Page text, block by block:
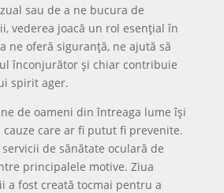
sau de a ne bucura de
vederea joacă un rol esențial în
ne oferă siguranță, ne ajută să
înconjurător și chiar contribuie
spirit ager.
de oameni din întreaga lume își
care ar fi putut fi prevenite.
de sănătate oculară de
principalele motive. Ziua
a fost creată tocmai pentru a